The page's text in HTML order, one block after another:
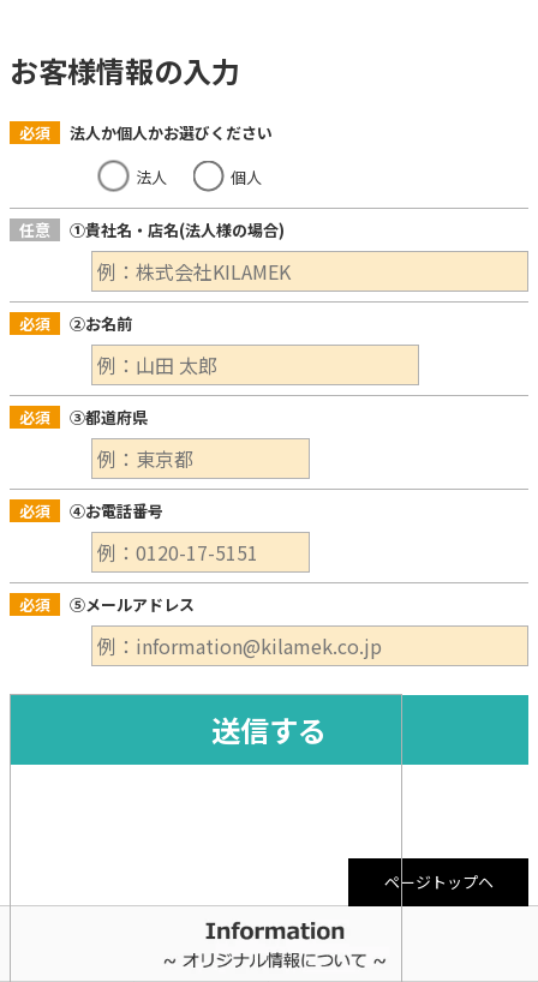
お客様情報の入力
必須
法人か個人かお選びください
法人
個人
任意 ①貴社名・店名(法人様の場合)
必須 ②お名前
必須 ③都道府県
必須 ④お電話番号
必須 ⑤メールアドレス
ページトップヘ